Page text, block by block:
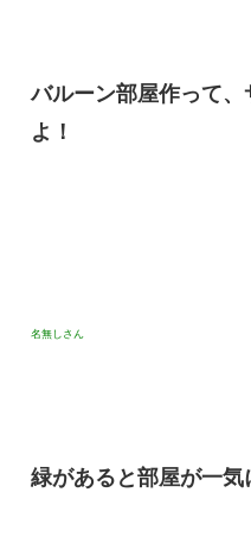
バルーン部屋作って
よ！
名無しさん
緑があると部屋が一気